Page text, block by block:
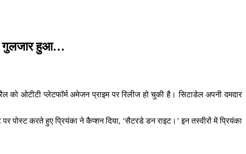
गुलजार हुआ…
को ओटीटी प्लेटफॉर्म अमेजन प्राइम पर रिलीज हो चुकी है। सिटाडेल अपनी दमदार
करते हुए प्रियंका ने कैप्शन दिया, ‘सैटरडे डन राइट।’ इन तस्वीरों में प्रियंका